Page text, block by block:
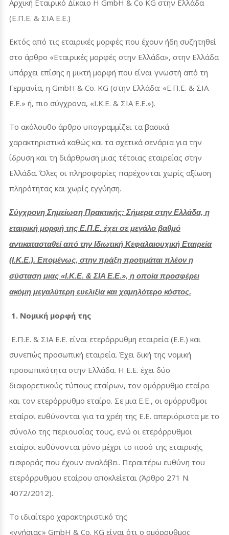
Αρχική Εταιρικό Δίκαιο Η GmbH & Co KG στην Ελλάδα
(Ε.Π.Ε. & ΣΙΑ Ε.Ε.)
Εκτός από τις εταιρικές μορφές που έχουν ήδη συζητηθεί
στο άρθρο «Εταιρικές μορφές στην Ελλάδα», στην Ελλάδα
υπάρχει επίσης η μικτή μορφή που είναι γνωστή από τη
Γερμανία, η GmbH & Co. KG (στην Ελλάδα: «Ε.Π.Ε. & ΣΙΑ
Ε.Ε.» ή, πιο σύγχρονα, «Ι.Κ.Ε. & ΣΙΑ Ε.Ε.»).
Το ακόλουθο άρθρο υπογραμμίζει τα βασικά
χαρακτηριστικά καθώς και τα σχετικά σενάρια για την
ίδρυση και τη διάρθρωση μιας τέτοιας εταιρείας στην
Ελλάδα. Όλες οι πληροφορίες παρέχονται χωρίς αξίωση
πληρότητας και χωρίς εγγύηση.
Σύγχρονη Σημείωση Πρακτικής: Σήμερα στην Ελλάδα, η
εταιρική μορφή της Ε.Π.Ε. έχει σε μεγάλο βαθμό
αντικατασταθεί από την Ιδιωτική Κεφαλαιουχική Εταιρεία
(Ι.Κ.Ε.). Επομένως, στην πράξη προτιμάται πλέον η
σύσταση μιας «Ι.Κ.Ε. & ΣΙΑ Ε.Ε.», η οποία προσφέρει
ακόμη μεγαλύτερη ευελιξία και χαμηλότερο κόστος.
1. Νομική μορφή της
Ε.Π.Ε. & ΣΙΑ Ε.Ε. είναι ετερόρρυθμη εταιρεία (Ε.Ε.) και
συνεπώς προσωπική εταιρεία. Έχει δική της νομική
προσωπικότητα στην Ελλάδα. Η Ε.Ε. έχει δύο
διαφορετικούς τύπους εταίρων, τον ομόρρυθμο εταίρο
και τον ετερόρρυθμο εταίρο. Σε μια Ε.Ε., οι ομόρρυθμοι
εταίροι ευθύνονται για τα χρέη της Ε.Ε. απεριόριστα με το
σύνολο της περιουσίας τους, ενώ οι ετερόρρυθμοι
εταίροι ευθύνονται μόνο μέχρι το ποσό της εταιρικής
εισφοράς που έχουν αναλάβει. Περαιτέρω ευθύνη του
ετερόρρυθμου εταίρου αποκλείεται (Άρθρο 271 Ν.
4072/2012).
Το ιδιαίτερο χαρακτηριστικό της
«γνήσιας» GmbH & Co. KG είναι ότι ο ομόρρυθμος